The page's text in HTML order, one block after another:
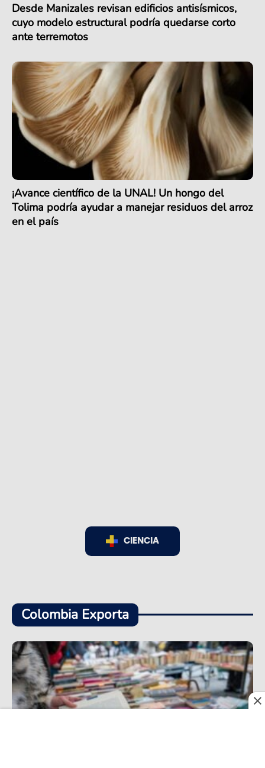
Desde Manizales revisan edificios antisísmicos,
cuyo modelo estructural podría quedarse corto
ante terremotos
¡Avance científico de la UNAL! Un hongo del
Tolima podría ayudar a manejar residuos del arroz
en el país
CIENCIA
Colombia Exporta